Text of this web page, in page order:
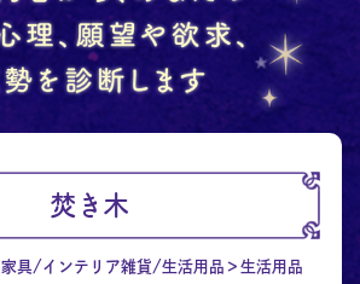
焚き木
家具/インテリア雑貨/生活用品 生活用品